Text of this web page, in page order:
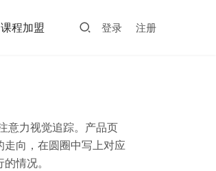
课程加盟 登录 注册
意力视觉追踪。产品页
走向，在圆圈中写上对应
情况。